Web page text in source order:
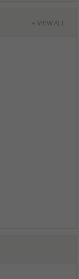
+ VIEW ALL